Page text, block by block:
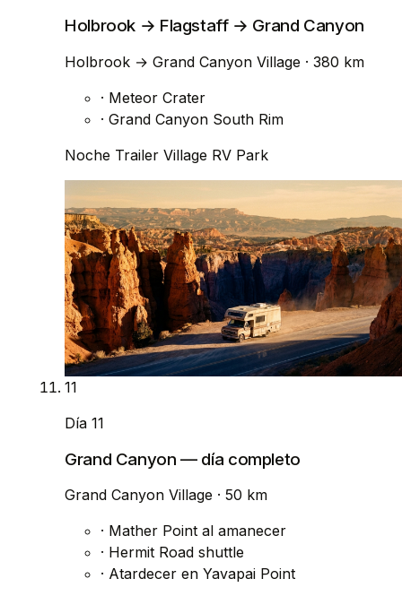
Holbrook → Flagstaff → Grand Canyon
Holbrook → Grand Canyon Village · 380 km
· Meteor Crater
· Grand Canyon South Rim
Noche Trailer Village RV Park
11
Día 11
Grand Canyon — día completo
Grand Canyon Village · 50 km
· Mather Point al amanecer
· Hermit Road shuttle
· Atardecer en Yavapai Point